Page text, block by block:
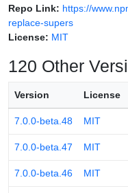
Repo Link: https://
replace-supers
License: MIT
120 Other
Version License
7.0.0-beta.48 MIT
7.0.0-beta.47 MIT
7.0.0-beta.46 MIT